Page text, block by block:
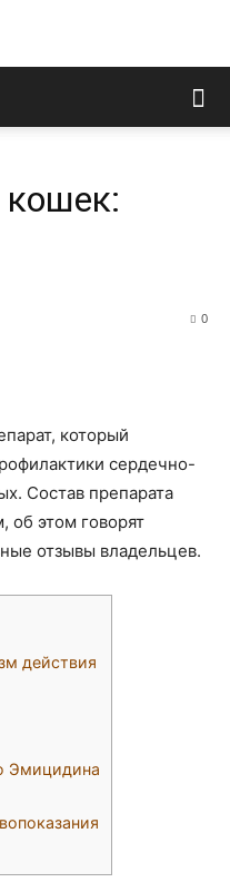
0
который
сердечно-
Состав препарата
об этом говорят
отзывы владельцев.
действия
Эмицидина